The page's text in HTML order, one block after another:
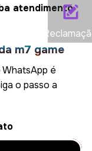
atendimento
m7 game
é
o passo a